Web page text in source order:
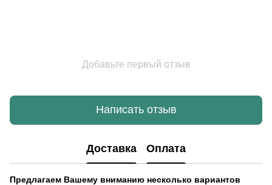
Добавьте первый отзыв
Написать отзыв
Доставка Оплата
Предлагаем Вашему вниманию несколько вариантов